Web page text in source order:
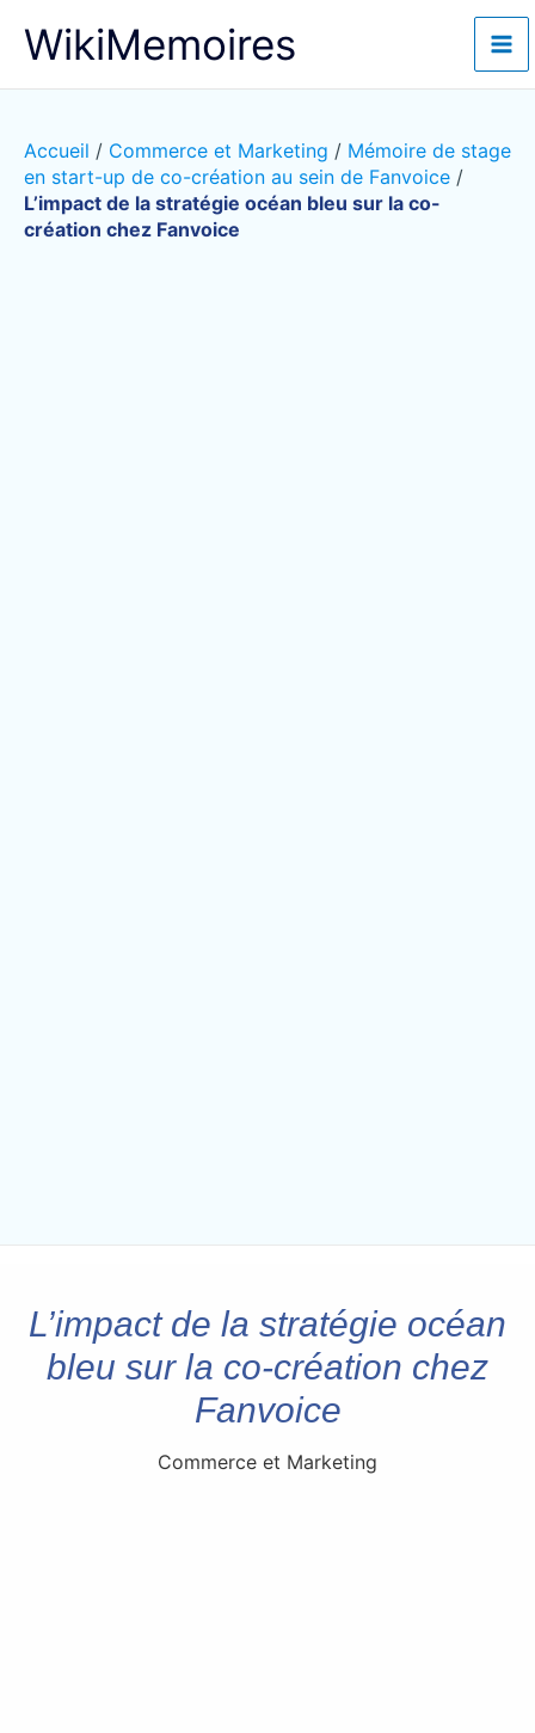
WikiMemoires
Accueil / Commerce et Marketing / Mémoire de stage
en start-up de co-création au sein de Fanvoice /
L’impact de la stratégie océan bleu sur la co-
création chez Fanvoice
L’impact de la stratégie océan
bleu sur la co-création chez
Fanvoice
Commerce et Marketing